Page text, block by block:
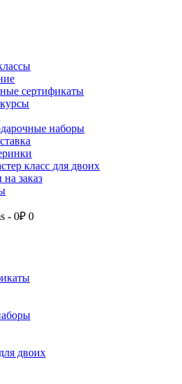
сертификаты
наборы
класс для двоих
заказ
-0₽ 0
двоих